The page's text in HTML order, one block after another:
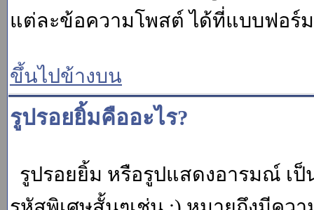
แต่ละข้อความโพสต์ ได้ที่แบบฟอร์
ขึ้นไปข้างบน
รูปรอยยิ้มคืออะไร?
รูปรอยยิ้ม หรือรูปแสดงอารมณ์ เ